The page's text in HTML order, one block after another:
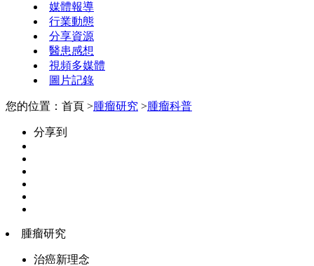
媒體報導
行業動態
分享資源
醫患感想
視頻多媒體
圖片記錄
您的位置：首頁 >腫瘤研究 >腫瘤科普
分享到
腫瘤研究
治癌新理念